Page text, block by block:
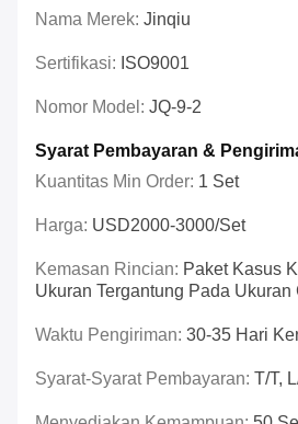
Nama Merek: Jinqiu
Sertifikasi: ISO9001
Nomor Model: JQ-9-2
Syarat Pembayaran &
Kuantitas Min Order: 1 Set
Harga: USD2000-3000/set
Kemasan Rincian: Paket Kasus
Ukuran Tergantung Pada Ukuran
Waktu Pengiriman: 30-35 Hari
Syarat-Syarat Pembayaran: T/T,